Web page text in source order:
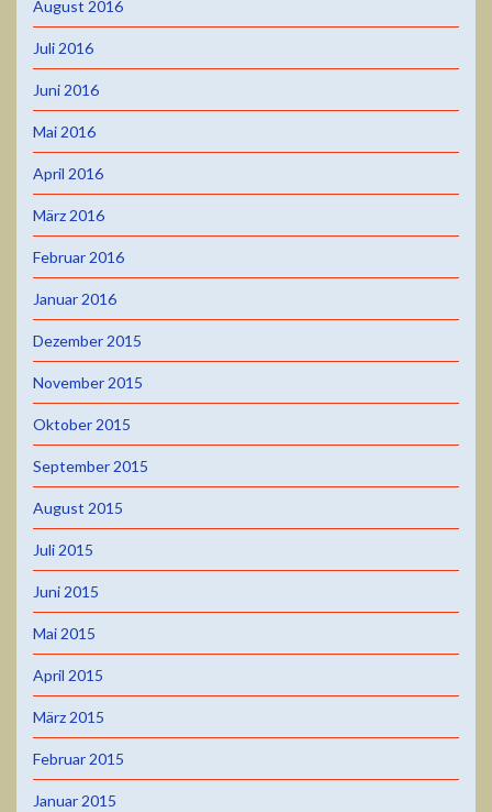
August 2016
Juli 2016
Juni 2016
Mai 2016
April 2016
März 2016
Februar 2016
Januar 2016
Dezember 2015
November 2015
Oktober 2015
September 2015
August 2015
Juli 2015
Juni 2015
Mai 2015
April 2015
März 2015
Februar 2015
Januar 2015